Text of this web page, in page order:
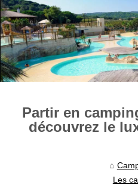
Partir en
découvrez le
Les